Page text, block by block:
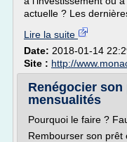
actuelle ? Les
Lire la suite
Date: 2018-01-14
Site : http://
Renégocier
mensualités
Pourquoi le faire ?
Rembourser son prêt